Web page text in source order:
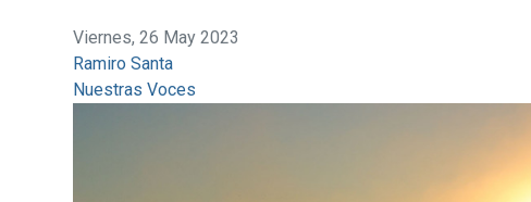
Viernes, 26 May 2023
Ramiro Santa
Nuestras Voces